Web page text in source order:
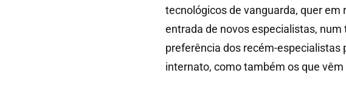
tecnológicos de vanguarda, quer
entrada de novos especialistas, num
preferência dos recém-especialistas
internato, como também os que vêm